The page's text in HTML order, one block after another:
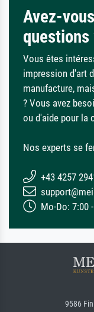
Avez-
questions
Vous êtes
impression d'art
manufacture,
? Vous avez
ou d'aide pour la
Nos experts se
+43 4257
Mo-Do: 7:00
9586